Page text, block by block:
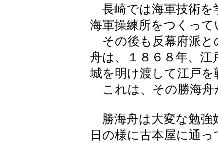
長崎では海軍技術を
海軍操練所をつくって
その後も反幕府派と
舟は、１８６８年、
城を明け渡して江戸
これは、その勝海舟
勝海舟は大変な勉強
日の様に古本屋に通